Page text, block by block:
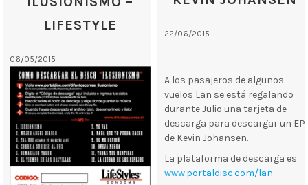
22/06/2015
A los pasajeros de algunos
vuelos Lan se está regalando
durante Julio una tarjeta de
descarga para descargar un EP
de Kevin Johansen.
La plataforma de descarga es
www.portaldisc.com/lan
LIFESTYLE
06/05/2015